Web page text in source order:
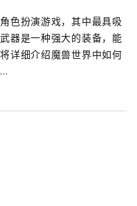
色扮演游戏，其中最具吸
器是一种强大的装备，能
详细介绍魔兽世界中如何